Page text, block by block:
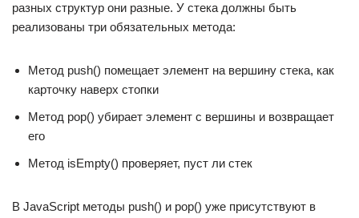
разных структур они разные. У стека должны быть
реализованы три обязательных метода:
Метод push() помещает элемент на вершину стека, как
карточку наверх стопки
Метод pop() убирает элемент с вершины и возвращает
его
Метод isEmpty() проверяет, пуст ли стек
В JavaScript методы push() и pop() уже присутствуют в